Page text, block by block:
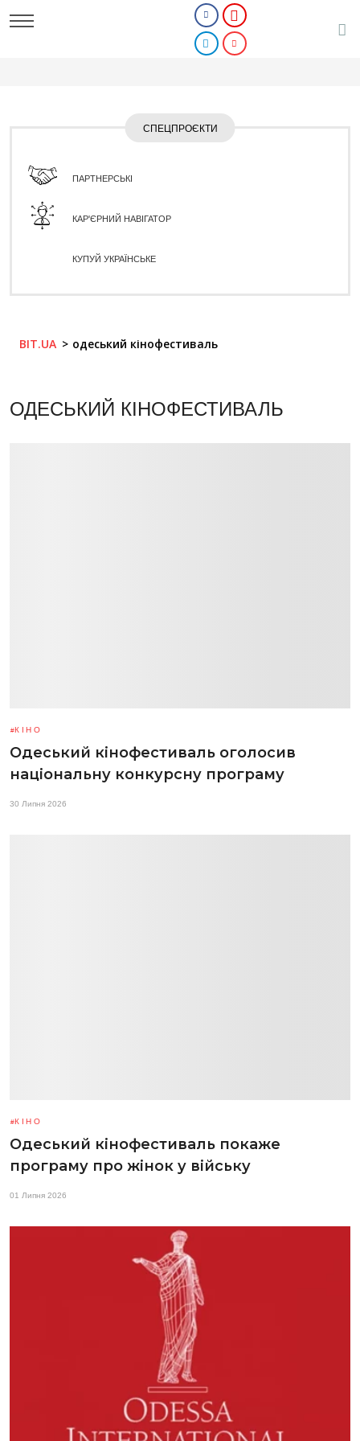
СПЕЦПРОЄКТИ
ПАРТНЕРСЬКІ
КАР'ЄРНИЙ НАВІГАТОР
КУПУЙ УКРАЇНСЬКЕ
BIT.UA одеський кінофестиваль
ОДЕСЬКИЙ КІНОФЕСТИВАЛЬ
КІНО
Одеський кінофестиваль оголосив
національну конкурсну програму
30 Липня 2026
КІНО
Одеський кінофестиваль покаже
програму про жінок у війську
01 Липня 2026